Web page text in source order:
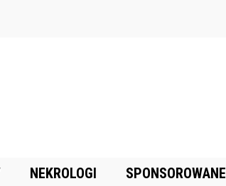
NEKROLOGI SPONSOROWANE